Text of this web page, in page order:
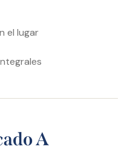
el lugar
A